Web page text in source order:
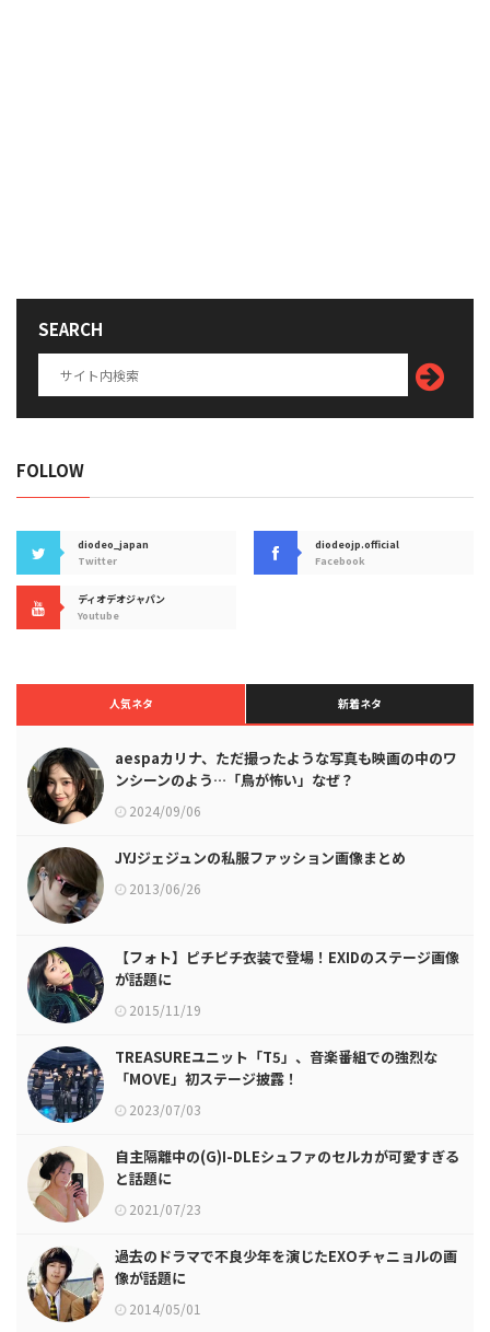
SEARCH
FOLLOW
diodeo_japan
Twitter
diodeojp.official
Facebook
ディオデオジャパン
Youtube
人気ネタ 新着ネタ
aespaカリナ、ただ撮ったような写真も映画の中のワ
ンシーンのよう…「鳥が怖い」なぜ？
2024/09/06
JYJジェジュンの私服ファッション画像まとめ
2013/06/26
【フォト】ピチピチ衣装で登場！EXIDのステージ画像
が話題に
2015/11/19
TREASUREユニット「T5」、音楽番組での強烈な
「MOVE」初ステージ披露！
2023/07/03
自主隔離中の(G)I-DLEシュファのセルカが可愛すぎる
と話題に
2021/07/23
過去のドラマで不良少年を演じたEXOチャニョルの画
像が話題に
2014/05/01